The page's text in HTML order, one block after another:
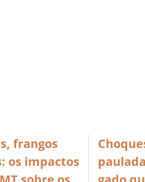
frangos
os impactos